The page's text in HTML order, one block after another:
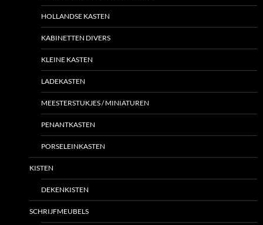
HOLLANDSE KASTEN
KABINETTEN DIVERS
KLEINE KASTEN
LADEKASTEN
MEESTERSTUKJES / MINIATUREN
PENANTKASTEN
PORSELEINKASTEN
KISTEN
DEKENKISTEN
SCHRIJFMEUBELS